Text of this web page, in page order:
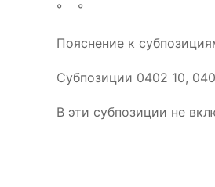
° °
Пояснение к
Субпозиции 0402 10,
В эти субпозиции не